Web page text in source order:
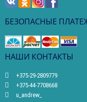
БЕЗОПАСНЫЕ
НАШИ КОНТАКТЫ
+375-29-2809779
+375-44-7708668
u_andrew_